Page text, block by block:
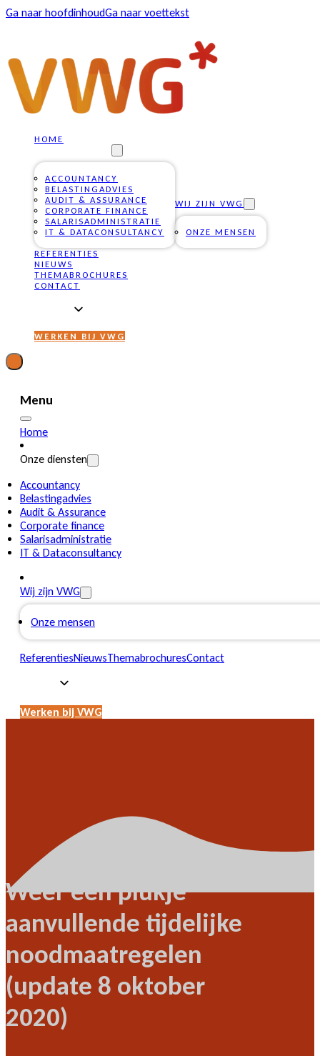
Ga naar hoofdinhoudGa naar voettekst
HOME
ACCOUNTANCY
BELASTINGADVIES
AUDIT & ASSURANCE
CORPORATE FINANCE
SALARISADMINISTRATIE
IT & DATACONSULTANCY
WIJ ZIJN VWG
ONZE MENSEN
REFERENTIES
NIEUWS
THEMABROCHURES
CONTACT
WERKEN BIJ VWG
Menu
Home
Onze diensten
Accountancy
Belastingadvies
Audit & Assurance
Corporate finance
Salarisadministratie
IT & Dataconsultancy
Wij zijn VWG
Onze mensen
ReferentiesNieuwsThemabrochuresContact
Werken bij VWG
Weer een plukje
aanvullende tijdelijke
noodmaatregelen
(update 8 oktober
2020)